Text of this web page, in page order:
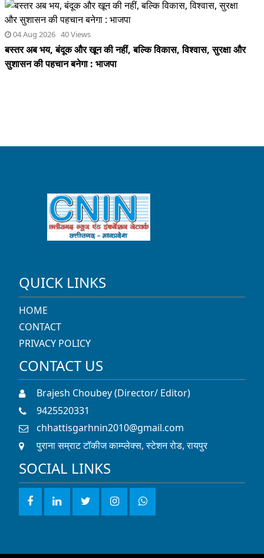
04 Aug 2026 40 Views
बस्तर अब भय, बंदूक और खून की नहीं, बल्कि विकास, विश्वास, सुरक्षा और
सुशासन की पहचान बनेगा : भाजपा
QUICK LINKS
HOME
CONTACT
PRIVACY POLICY
CONTACT US
Brajesh Choubey (Director/ Editor)
9425520331
chhattisgarhnin2010@gmail.com
पुराना सम्राट टॉकीज काम्प्लेक्स, स्टेशन रोड, रायपुर
SOCIAL LINKS